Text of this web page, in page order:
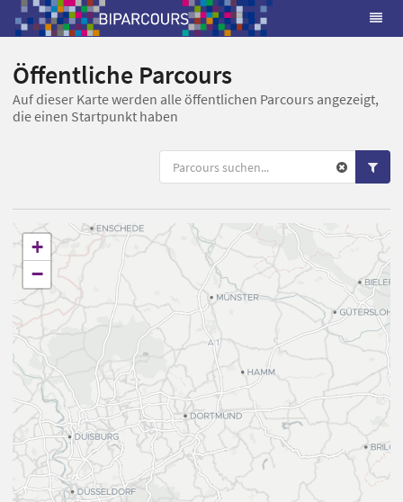
Öffentliche Parcours
Auf dieser Karte werden alle öffentlichen Parcours angezeigt,
die einen Startpunkt haben
+
−